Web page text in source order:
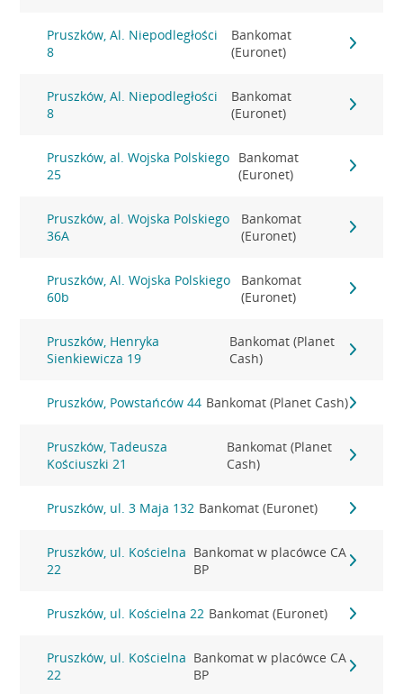
Pruszków, Al. Niepodległości
8
Bankomat
(Euronet)
Pruszków, Al. Niepodległości
8
Bankomat
(Euronet)
Pruszków, al. Wojska Polskiego
25
Bankomat
(Euronet)
Pruszków, al. Wojska Polskiego
36A
Bankomat
(Euronet)
Pruszków, Al. Wojska Polskiego
60b
Bankomat
(Euronet)
Pruszków, Henryka
Sienkiewicza 19
Bankomat (Planet
Cash)
Pruszków, Powstańców 44 Bankomat (Planet Cash)
Pruszków, Tadeusza
Kościuszki 21
Bankomat (Planet
Cash)
Pruszków, ul. 3 Maja 132 Bankomat (Euronet)
Pruszków, ul. Kościelna
22
Bankomat w placówce CA
BP
Pruszków, ul. Kościelna 22 Bankomat (Euronet)
Pruszków, ul. Kościelna
22
Bankomat w placówce CA
BP